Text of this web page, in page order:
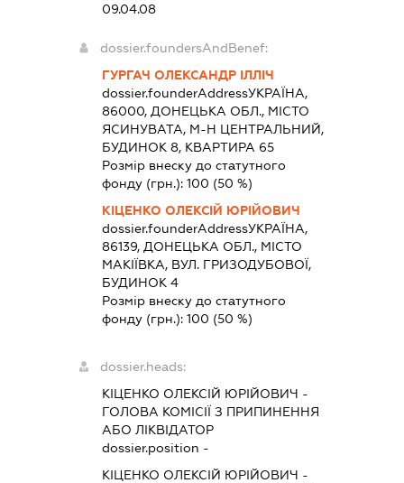
09.04.08
dossier.foundersAndBenef:
ГУРГАЧ ОЛЕКСАНДР ІЛЛІЧ
dossier.founderAddressУКРАЇНА,
86000, ДОНЕЦЬКА ОБЛ., МІСТО
ЯСИНУВАТА, М-Н ЦЕНТРАЛЬНИЙ,
БУДИНОК 8, КВАРТИРА 65
Розмір внеску до статутного
фонду (грн.): 100 (50 %)
КІЦЕНКО ОЛЕКСІЙ ЮРІЙОВИЧ
dossier.founderAddressУКРАЇНА,
86139, ДОНЕЦЬКА ОБЛ., МІСТО
МАКІЇВКА, ВУЛ. ГРИЗОДУБОВОЇ,
БУДИНОК 4
Розмір внеску до статутного
фонду (грн.): 100 (50 %)
dossier.heads:
КІЦЕНКО ОЛЕКСІЙ ЮРІЙОВИЧ -
ГОЛОВА КОМІСІЇ З ПРИПИНЕННЯ
АБО ЛІКВІДАТОР
dossier.position -
КІЦЕНКО ОЛЕКСІЙ ЮРІЙОВИЧ -